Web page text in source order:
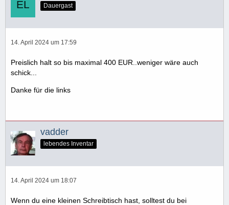
Dauergast
14. April 2024 um 17:59
Preislich halt so bis maximal 400 EUR..weniger wäre auch
schick...
Danke für die links
vadder
lebendes Inventar
14. April 2024 um 18:07
Wenn du eine kleinen Schreibtisch hast, solltest du bei